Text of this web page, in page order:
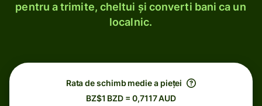
pentru a trimite, cheltui și converti bani ca un
localnic.
Rata de schimb medie a pieței
BZ$1 BZD = 0,7117 AUD